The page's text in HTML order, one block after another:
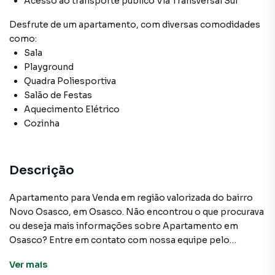
Desfrute de um apartamento, com diversas comodidades
como:
Sala
Playground
Quadra Poliesportiva
Salão de Festas
Aquecimento Elétrico
Cozinha
Descrição
Apartamento para Venda em região valorizada do bairro
Novo Osasco, em Osasco. Não encontrou o que procurava
ou deseja mais informações sobre Apartamento em
Osasco? Entre em contato com nossa equipe pelo
Ver mais